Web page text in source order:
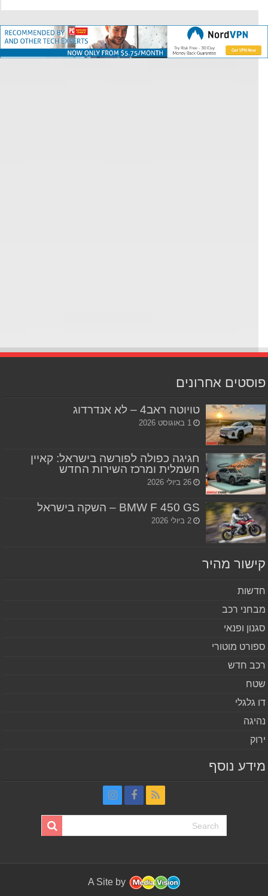
אחרונים
טויוטה ראב4 – לא אנדרדוג
1 באוגוסט 2026
חגיגה כפולה לפורשה בישראל: קאיין
חשמלית ומרכז השירות החדש
26 ביולי 2026
BMW F 450 GS – השקה בישראל
2 ביולי 2026
מהיר
רכב
ופנאי
מוטורי
חדש
גלגלי
נוסף
A Site by